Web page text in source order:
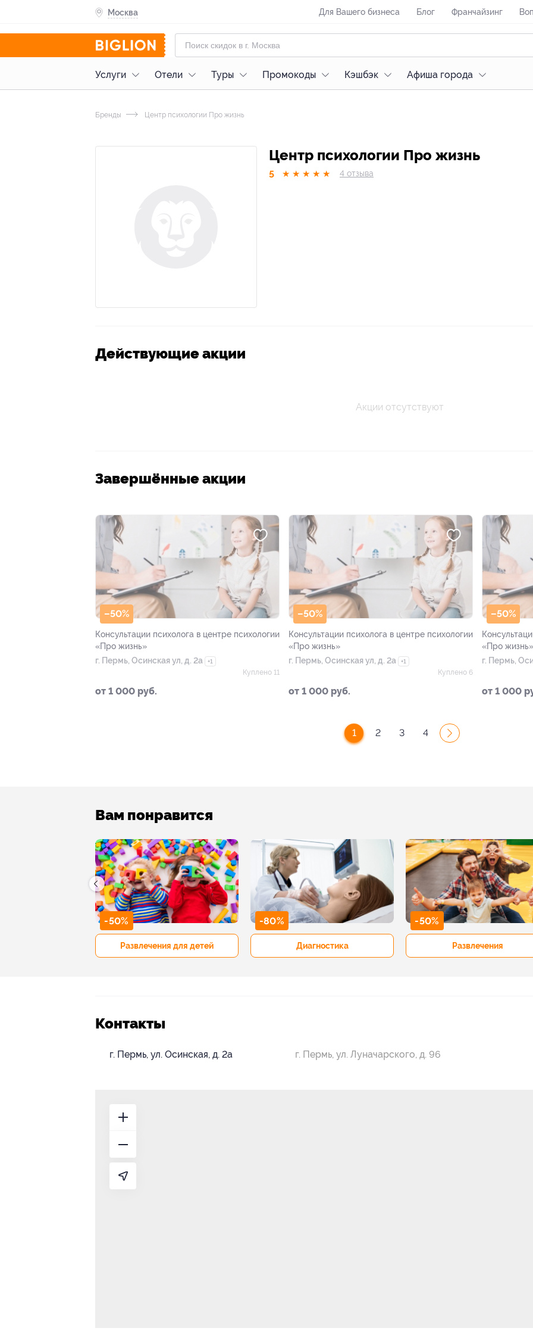
Москва Для Вашего бизнеса Блог Франчайзинг
Услуги Отели Туры Промокоды Кэшбэк Афиша города
Бренды Центр психологии Про жизнь
Центр психологии Про жизнь
5 ★ ★ ★ ★ ★ 4 отзывa
Действующие акции
Акции отсутствуют
Завершённые акции
–50%
Консультации психолога в центре психологии
«Про жизнь»
г. Пермь, Осинская ул, д. 2а
+1
от 1 000 руб.
Куплено 11
–50%
Консультации психолога в центре психологии
«Про жизнь»
г. Пермь, Осинская ул, д. 2а
+1
от 1 000 руб.
Куплено 6
–50%
«Про жизнь»
г. Пермь,
от 1 000
1 2 3 4
Вам понравится
-50%
Развлечения для детей
-80%
Диагностика
-50%
Развлечения
Контакты
г. Пермь, ул. Осинская, д. 2а г. Пермь, ул. Луначарского, д. 96